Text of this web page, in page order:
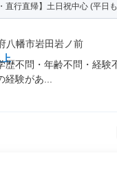
直行直帰】土日祝中心 (平日
八幡市岩田岩ノ前
歴不問・年齢不問・経験
経験があ...